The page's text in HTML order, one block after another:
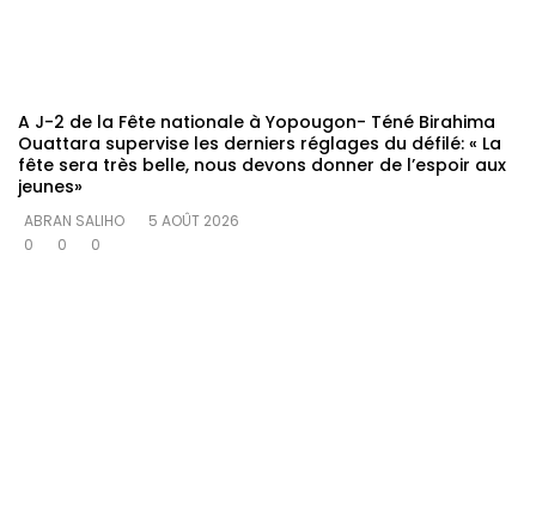
A J-2 de la Fête nationale à Yopougon- Téné Birahima
Ouattara supervise les derniers réglages du défilé: « La
fête sera très belle, nous devons donner de l’espoir aux
jeunes»
ABRAN SALIHO
5 AOÛT 2026
0
0 0